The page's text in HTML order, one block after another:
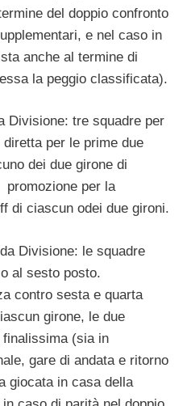
del doppio confronto
e nel caso in
anche al termine di
la peggio classificata).
Divisione: tre squadre per
per le prime due
dei due girone di
promozione per la
di ciascun odei due gironi.
Divisione: le squadre
al sesto posto.
contro sesta e quarta
girone, le due
(sia in
gare di andata e ritorno
giocata in casa della